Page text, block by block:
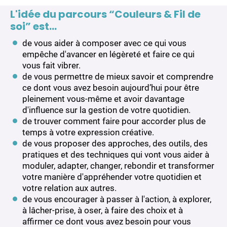
modifier, se transformer.
n'arrivons pas à donner autant de place à notre
créativité que nous le voudrions.
exprimer artistiquement plus régulièrement parce
que c'est ce qui vous fait du bien et vous rend la
vie légère, agréable et la plus joyeuse possible.
De cultiver votre bonne humeur.
vital et votre énergie créative.
L'idée du parcours “Couleurs & Fil de
soi” est…
de vous aider à composer avec ce qui vous
empêche d'avancer en légèreté et faire ce qui
vous fait vibrer.
de vous permettre de mieux savoir et comprendre
ce dont vous avez besoin aujourd’hui pour être
pleinement vous-même et avoir davantage
d'influence sur la gestion de votre quotidien.
de trouver comment faire pour accorder plus de
temps à votre expression créative.
de vous proposer des approches, des outils, des
pratiques et des techniques qui vont vous aider à
moduler, adapter, changer, rebondir et transformer
votre manière d'appréhender votre quotidien et
votre relation aux autres.
de vous encourager à passer à l'action, à explorer,
à lâcher-prise, à oser, à faire des choix et à
affirmer ce dont vous avez besoin pour vous